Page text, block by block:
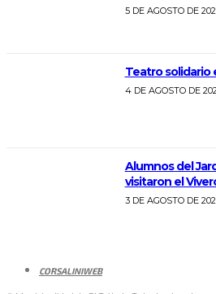
5 DE AGOSTO DE
Teatro solidario
4 DE AGOSTO DE
Alumnos del
visitaron el
3 DE AGOSTO DE
CORSALINIWEB